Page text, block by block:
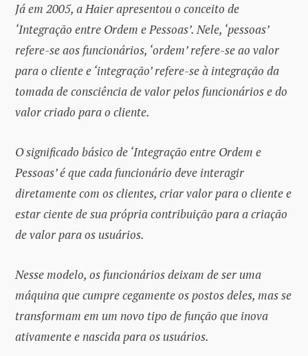
Já em 2005, a Haier apresentou o conceito de
‘Integração entre Ordem e Pessoas’. Nele, ‘pessoas’
refere-se aos funcionários, ‘ordem’ refere-se ao valor
para o cliente e ‘integração’ refere-se à integração da
tomada de consciência de valor pelos funcionários e do
valor criado para o cliente.
O significado básico de ‘Integração entre Ordem e
Pessoas’ é que cada funcionário deve interagir
diretamente com os clientes, criar valor para o cliente e
estar ciente de sua própria contribuição para a criação
de valor para os usuários.
Nesse modelo, os funcionários deixam de ser uma
máquina que cumpre cegamente os postos deles, mas se
transformam em um novo tipo de função que inova
ativamente e nascida para os usuários.